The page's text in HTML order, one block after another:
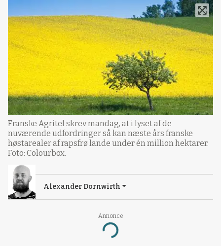
Annonce
Franske Agritel skrev mandag, at i lyset af de
nuværende udfordringer så kan næste års franske
høstarealer af rapsfrø lande under én million hektarer.
Foto: Colourbox.
Alexander Dornwirth